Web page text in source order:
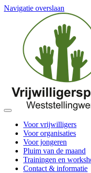
Navigatie overslaan
Voor vrijwilligers
Voor organisaties
Voor jongeren
Pluim van de maand
Trainingen en
Contact & informatie